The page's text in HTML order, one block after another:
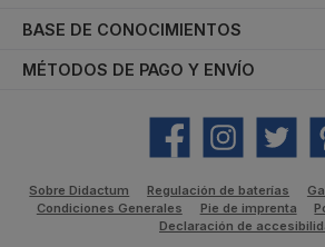
BASE DE CONOCIMIENTOS
MÉTODOS DE PAGO Y ENVÍO
Facebook Instagram Twitter
Sobre Didactum Regulación de baterías
Condiciones Generales
Pie de imprenta
Declaración de